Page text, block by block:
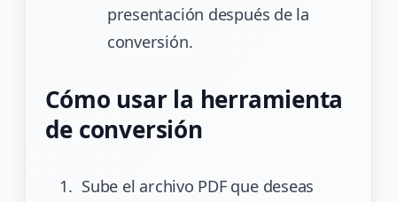
presentación después de la
conversión.
Cómo usar la herramienta
de conversión
Sube el archivo PDF que deseas